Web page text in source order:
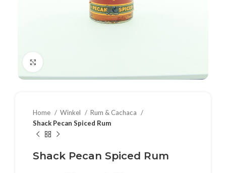
Home Winkel
Rum & Cachaca
Shack Pecan Spiced Rum
Shack Pecan Spiced Rum